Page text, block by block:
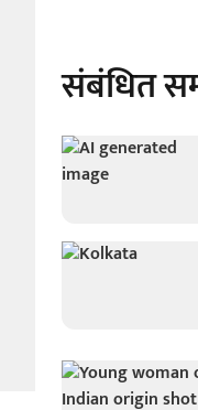
संबंधित